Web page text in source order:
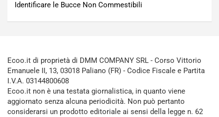
Identificare le Bucce Non Commestibili
Ecoo.it di proprietà di DMM COMPANY SRL - Corso Vittorio
Emanuele II, 13, 03018 Paliano (FR) - Codice Fiscale e Partita
I.V.A. 03144800608
Ecoo.it non è una testata giornalistica, in quanto viene
aggiornato senza alcuna periodicità. Non può pertanto
considerarsi un prodotto editoriale ai sensi della legge n. 62